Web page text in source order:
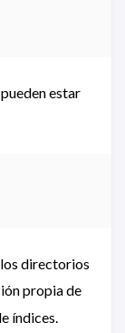
estar
directorios
propia de
índices.